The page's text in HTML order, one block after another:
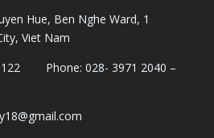
Hue, Ben Nghe Ward, 1
Viet Nam
Phone: 028- 3971 2040 –